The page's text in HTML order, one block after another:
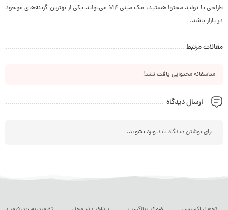
طراحی یا تولید محتوا هستید، مک مینی M4 می‌تواند یکی از بهترین گزینه‌های موجود
در بازار باشد.
مقالات مرتبط
متاسفانه محتوایی یافت نشد!
ارسال دیدگاه
برای نوشتن دیدگاه بایدوارد بشوید.